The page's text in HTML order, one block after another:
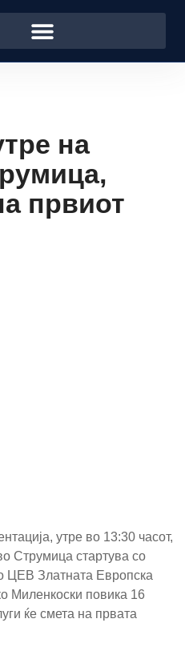
на
првиот
утре во 13:30 часот,
Струмица стартува со
ЦЕВ Златната Европска
Миленкоски повика 16
ќе смета на првата